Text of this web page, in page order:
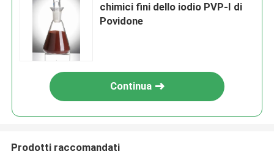
chimici fini dello iodio PVP-I di
Povidone
Continua
Prodotti raccomandati